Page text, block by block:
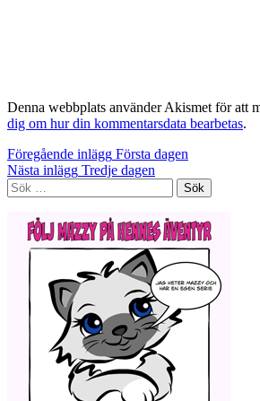
Denna webbplats använder Akismet för att
dig om hur din kommentarsdata bearbetas.
Inläggsnavigering
Föregående inlägg Första dagen
Nästa inlägg Tredje dagen
Sök
efter: